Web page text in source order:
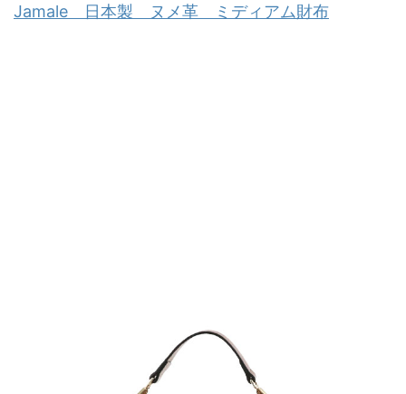
Jamale 日本製 ヌメ革 ミディアム財布